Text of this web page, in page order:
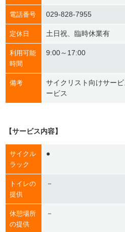
電話番号 029-828-7955
定休日 土日祝、臨時休業有
利用可能
時間
9:00～17:00
備考
サイクリスト向けサー
ービス
【サービス内容】
サイクル
ラック
●
トイレの
提供
－
休憩場所
の提供
－